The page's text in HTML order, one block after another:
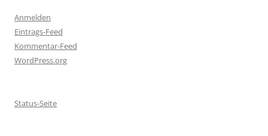
Anmelden
Eintrags-Feed
Kommentar-Feed
WordPress.org
Status-Seite